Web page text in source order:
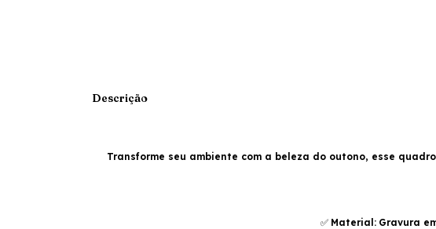
Descrição
Transforme seu ambiente com a beleza do outono, esse
✅ Material: Gravura